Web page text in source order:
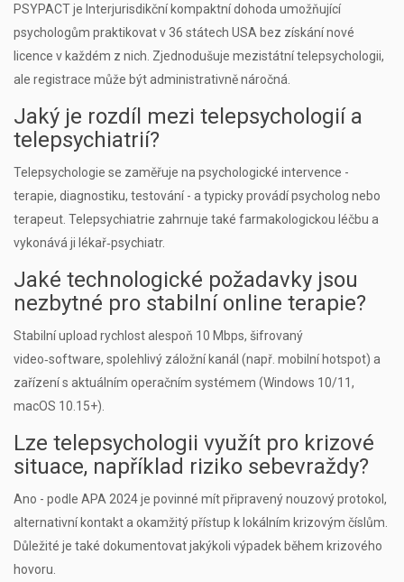
PSYPACT je Interjurisdikční kompaktní dohoda umožňující
psychologům praktikovat v 36 státech USA bez získání nové
licence v každém z nich. Zjednodušuje mezistátní telepsychologii,
ale registrace může být administrativně náročná.
Jaký je rozdíl mezi telepsychologií a
telepsychiatrií?
Telepsychologie se zaměřuje na psychologické intervence -
terapie, diagnostiku, testování - a typicky provádí psycholog nebo
terapeut. Telepsychiatrie zahrnuje také farmakologickou léčbu a
vykonává ji lékař‑psychiatr.
Jaké technologické požadavky jsou
nezbytné pro stabilní online terapie?
Stabilní upload rychlost alespoň 10 Mbps, šifrovaný
video‑software, spolehlivý záložní kanál (např. mobilní hotspot) a
zařízení s aktuálním operačním systémem (Windows 10/11,
macOS 10.15+).
Lze telepsychologii využít pro krizové
situace, například riziko sebevraždy?
Ano - podle APA 2024 je povinné mít připravený nouzový protokol,
alternativní kontakt a okamžitý přístup k lokálním krizovým číslům.
Důležité je také dokumentovat jakýkoli výpadek během krizového
hovoru.